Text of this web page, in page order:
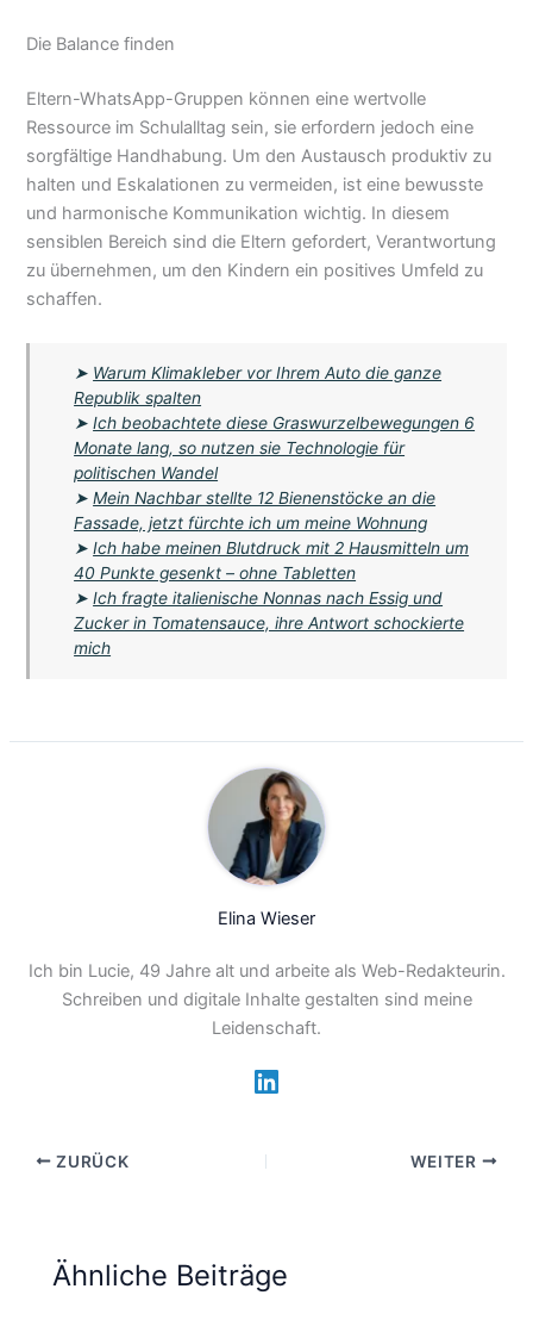
Die Balance finden
Eltern-WhatsApp-Gruppen können eine wertvolle
Ressource im Schulalltag sein, sie erfordern jedoch eine
sorgfältige Handhabung. Um den Austausch produktiv zu
halten und Eskalationen zu vermeiden, ist eine bewusste
und harmonische Kommunikation wichtig. In diesem
sensiblen Bereich sind die Eltern gefordert, Verantwortung
zu übernehmen, um den Kindern ein positives Umfeld zu
schaffen.
➤ Warum Klimakleber vor Ihrem Auto die ganze
Republik spalten
➤Ich beobachtete diese Graswurzelbewegungen 6
Monate lang, so nutzen sie Technologie für
politischen Wandel
➤Mein Nachbar stellte 12 Bienenstöcke an die
Fassade, jetzt fürchte ich um meine Wohnung
➤Ich habe meinen Blutdruck mit 2 Hausmitteln um
40 Punkte gesenkt – ohne Tabletten
➤Ich fragte italienische Nonnas nach Essig und
Zucker in Tomatensauce, ihre Antwort schockierte
mich
Elina Wieser
Ich bin Lucie, 49 Jahre alt und arbeite als Web-Redakteurin.
Schreiben und digitale Inhalte gestalten sind meine
Leidenschaft.
ZURÜCK WEITER
Ähnliche Beiträge